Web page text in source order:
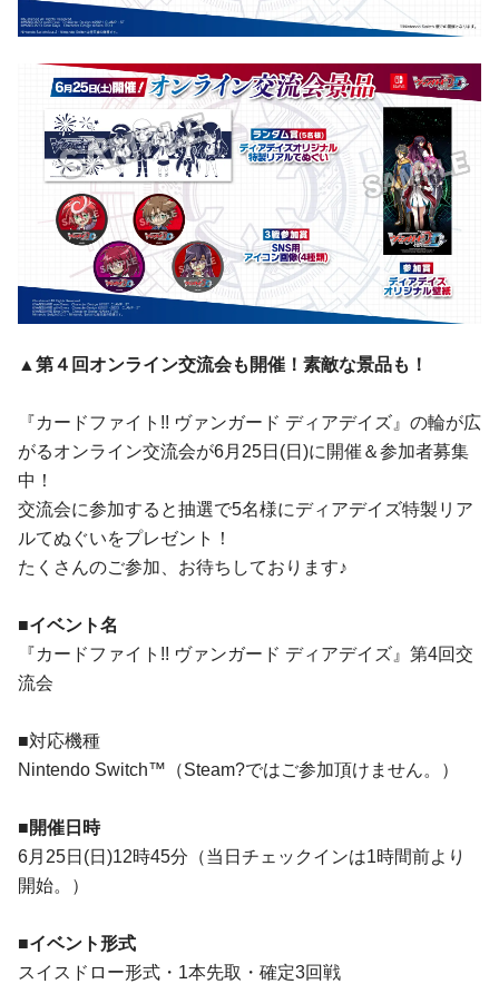
▲第４回オンライン交流会も開催！素敵な景品も！
『カードファイト!! ヴァンガード ディアデイズ』の輪が広
がるオンライン交流会が6月25日(日)に開催＆参加者募集
中！
交流会に参加すると抽選で5名様にディアデイズ特製リア
ルてぬぐいをプレゼント！
たくさんのご参加、お待ちしております♪
■イベント名
『カードファイト!! ヴァンガード ディアデイズ』第4回交
流会
■対応機種
Nintendo Switch™（Steam?ではご参加頂けません。）
■開催日時
6月25日(日)12時45分（当日チェックインは1時間前より
開始。）
■イベント形式
スイスドロー形式・1本先取・確定3回戦